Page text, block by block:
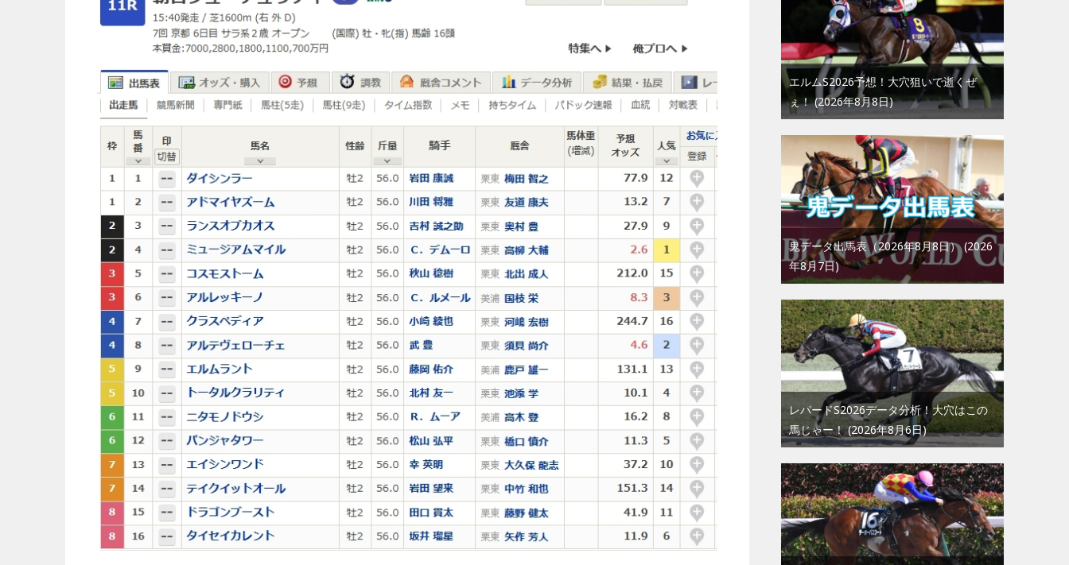
エルムS2026予想！大穴狙いで逝くぜ
ぇ！ 2026年8月8日
鬼データ出馬表（2026年8月8日） 2026
年8月7日
レパードS2026データ分析！大穴はこの
馬じゃー！ 2026年8月6日